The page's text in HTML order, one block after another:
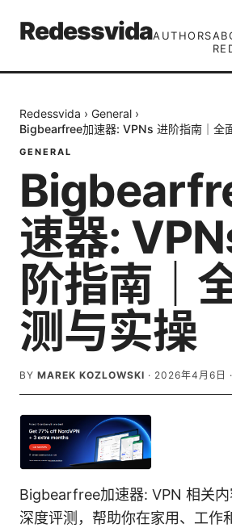
RedessvidaAUTHORS
Redessvida › General ›
Bigbearfree加速器: VPNs 进阶指南｜全
GENERAL
速器:
阶指南｜
测与实操
BY MAREK KOZLOWSKI · 2026年4月6日 ·
Bigbearfree加速器: VPN 相关
深度评测，帮助你在家用、工作